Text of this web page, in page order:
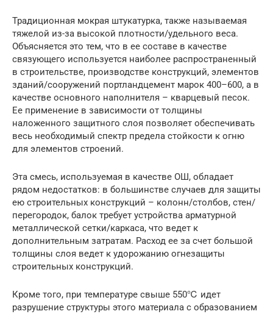
Традиционная мокрая штукатурка, также называемая
тяжелой из-за высокой плотности/удельного веса.
Объясняется это тем, что в ее составе в качестве
связующего используется наиболее распространенный
в строительстве, производстве конструкций, элементов
зданий/сооружений портландцемент марок 400–600, а в
качестве основного наполнителя – кварцевый песок.
Ее применение в зависимости от толщины
наложенного защитного слоя позволяет обеспечивать
весь необходимый спектр предела стойкости к огню
для элементов строений.
Эта смесь, используемая в качестве ОШ, обладает
рядом недостатков: в большинстве случаев для защиты
ею строительных конструкций – колонн/столбов, стен/
перегородок, балок требует устройства арматурной
металлической сетки/каркаса, что ведет к
дополнительным затратам. Расход ее за счет большой
толщины слоя ведет к удорожанию огнезащиты
строительных конструкций.
Кроме того, при температуре свыше 550℃ идет
разрушение структуры этого материала с образованием